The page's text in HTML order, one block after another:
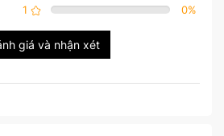
1
0%
giá và nhận xét